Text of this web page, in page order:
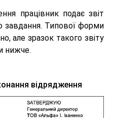
працівник подає звіт
завдання. Типової форми
але зразок такого звіту
нижче.
відрядження